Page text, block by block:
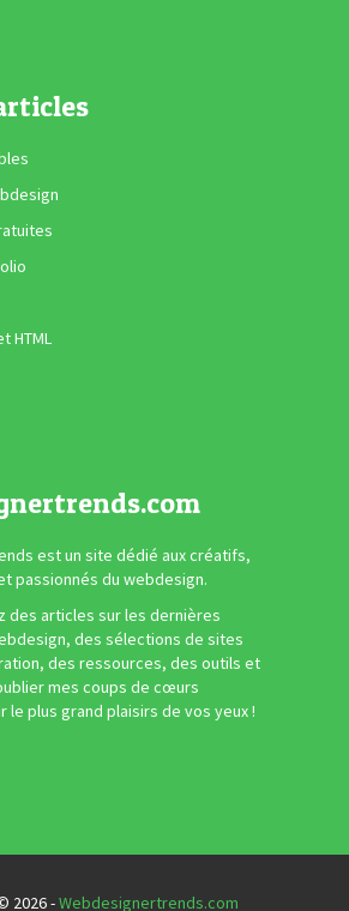
HTML
est un site dédié aux créatifs,
passionnés du webdesign.
des articles sur les dernières
des sélections de sites
des ressources, des outils et
mes coups de cœurs
le plus grand plaisirs de vos yeux !
2026 -Webdesignertrends.com